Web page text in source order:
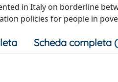
in Italy on borderline
policies for people in
Scheda completa